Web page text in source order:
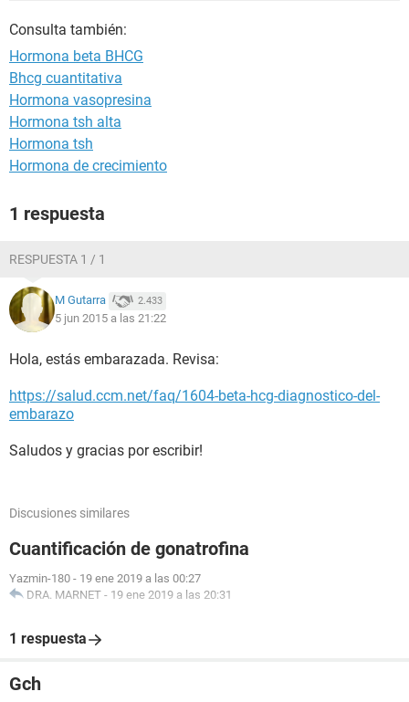
Consulta también:
Hormona beta BHCG
Bhcg cuantitativa
Hormona vasopresina
Hormona tsh alta
Hormona tsh
Hormona de crecimiento
1 respuesta
RESPUESTA 1 / 1
M Gutarra 2.433
5 jun 2015 a las 21:22
Hola, estás embarazada. Revisa:
https://salud.ccm.net/faq/1604-beta-hcg-diagnostico-del-
embarazo
Saludos y gracias por escribir!
Discusiones similares
Cuantificación de gonatrofina
Yazmin-180 - 19 ene 2019 a las 00:27
DRA. MARNET - 19 ene 2019 a las 20:31
1 respuesta
Gch